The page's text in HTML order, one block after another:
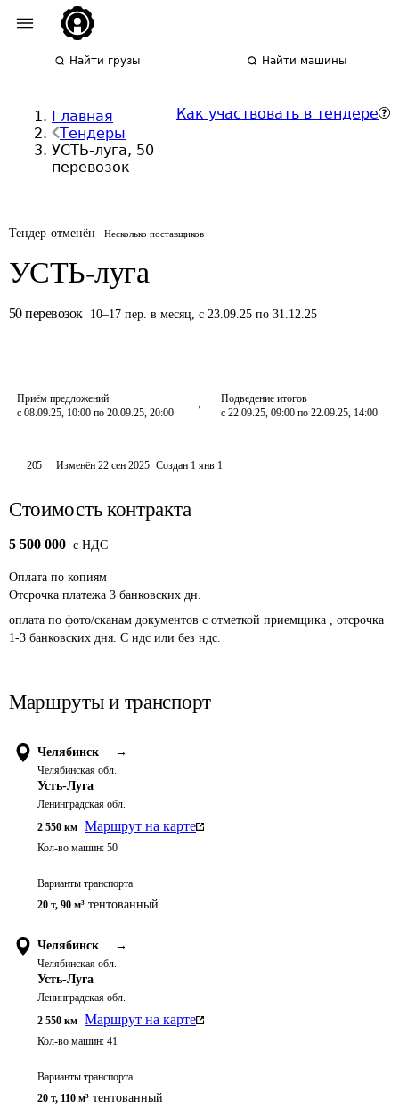
Найти грузы Найти машины
Главная
Тендеры
УСТЬ-луга, 50
перевозок
Как участвовать в тендере
Тендер отменён Несколько поставщиков
УСТЬ-луга
50 перевозок 10–17 пер. в месяц, с 23.09.25 по 31.12.25
Приём предложений
с 08.09.25, 10:00 по 20.09.25, 20:00
Подведение итогов
с 22.09.25, 09:00 по 22.09.25, 14:00
205 Изменён22 сен 2025. Создан 1 янв 1
Стоимость контракта
5 500 000 c НДС
Оплата по копиям
Отсрочка платежа 3 банковских дн.
оплата по фото/сканам документов с отметкой приемщика , отсрочка
1-3 банковских дня. С ндс или без ндс.
Маршруты и транспорт
Челябинск →
Челябинская обл.
Усть-Луга
Ленинградская обл.
2 550 км Маршрут на карте
Кол-во машин: 50
Варианты транспорта
20 т, 90 м³ тентованный
Челябинск →
Челябинская обл.
Усть-Луга
Ленинградская обл.
2 550 км Маршрут на карте
Кол-во машин: 41
Варианты транспорта
20 т, 110 м³ тентованный